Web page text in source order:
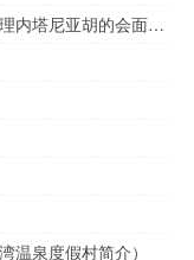
市场消息：美国国务卿布林肯与以色列总理内塔尼亚胡的会面持续了7.5个小时
温泉度假村简介）